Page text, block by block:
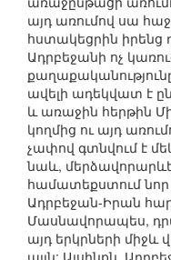
այդ առումով սա
հստակեցրին իրենց
Ադրբեջանի ոչ
ավելի ադեկվատ է
և առաջին հերթին
կողմից ու այդ
չափով գտնվում է
նաև,
համատեքստում
Ադրբեջան-Իրան
Մասնավորապես,
այդ երկրների միջև